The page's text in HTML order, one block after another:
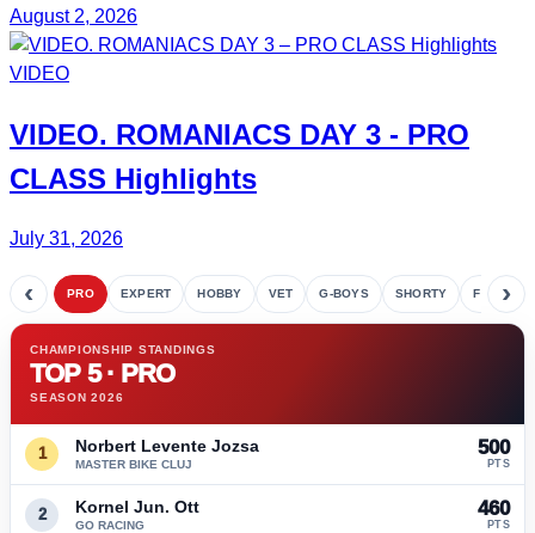
August 2, 2026
VIDEO
VIDEO. ROMANIACS DAY 3 - PRO
CLASS Highlights
July 31, 2026
‹ PRO EXPERT HOBBY VET G-BOYS SHORTY FETE›
CHAMPIONSHIP STANDINGS
TOP 5 · PRO
SEASON 2026
1 Norbert Levente Jozsa
MASTER BIKE CLUJ
500
PTS
2 Kornel Jun. Ott
GO RACING
460
PTS